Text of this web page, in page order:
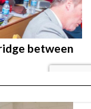
between